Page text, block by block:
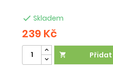
 Skladem
239 Kč
